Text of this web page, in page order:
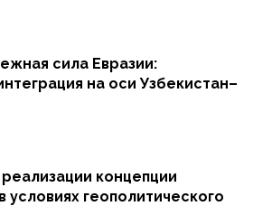
сила Евразии:
на оси Узбекистан–
концепции
условиях геополитического